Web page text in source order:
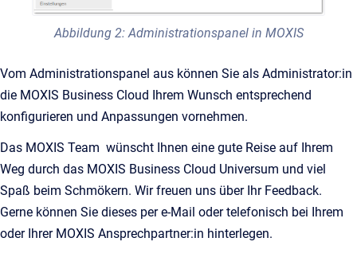
Abbildung 2: Administrationspanel in MOXIS
Vom Administrationspanel aus können Sie als Administrator:in
die MOXIS Business Cloud Ihrem Wunsch entsprechend
konfigurieren und Anpassungen vornehmen.
Das MOXIS Team wünscht Ihnen eine gute Reise auf Ihrem
Weg durch das MOXIS Business Cloud Universum und viel
Spaß beim Schmökern. Wir freuen uns über Ihr Feedback.
Gerne können Sie dieses per e-Mail oder telefonisch bei Ihrem
oder Ihrer MOXIS Ansprechpartner:in hinterlegen.